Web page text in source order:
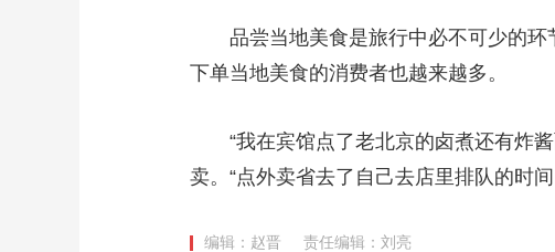
品尝当地美食是旅行中必不可少的环
下单当地美食的消费者也越来越多。
“我在宾馆点了老北京的卤煮还有炸酱
卖。“点外卖省去了自己去店里排队的时
编辑：赵晋 责任编辑：刘亮